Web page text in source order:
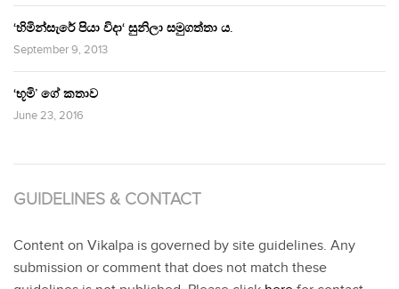
‘හිමින්සැරේ පියා විදා‘ සුනිලා සමුගත්තා ය.
September 9, 2013
‘භූමි’ ගේ කතාව
June 23, 2016
GUIDELINES & CONTACT
Content on Vikalpa is governed by site guidelines. Any
submission or comment that does not match these